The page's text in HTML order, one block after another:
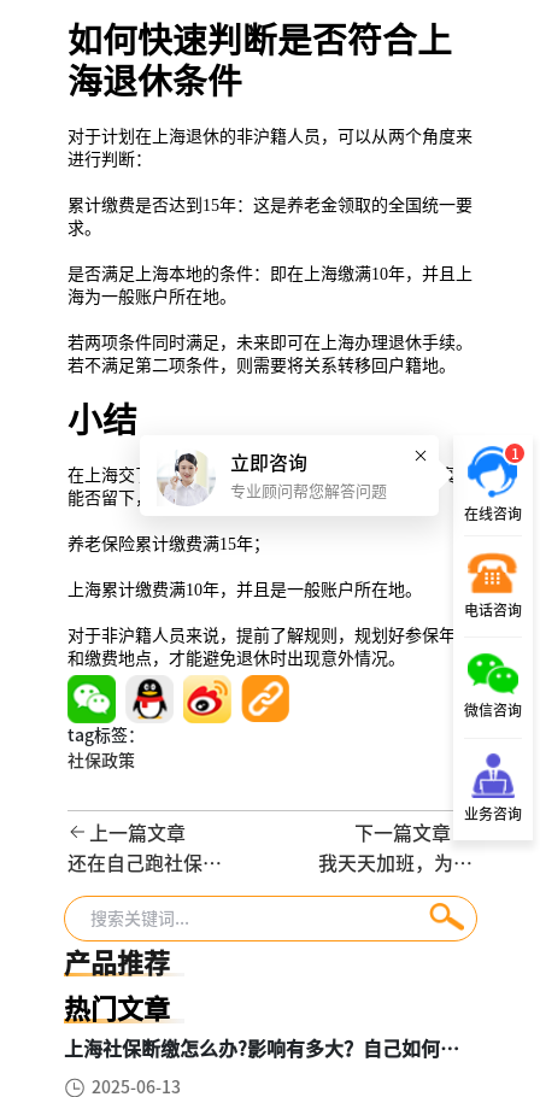
如何快速判断是否符合上
海退休条件
对于计划在上海退休的非沪籍人员，可以从两个角度来
进行判断：
累计缴费是否达到15年：这是养老金领取的全国统一要
求。
是否满足上海本地的条件：即在上海缴满10年，并且上
海为一般账户所在地。
若两项条件同时满足，未来即可在上海办理退休手续。
若不满足第二项条件，则需要将关系转移回户籍地。
小结
在上海交了10年社保，并不一定就能在上海退休。真正
能否留下，取决于两点：
养老保险累计缴费满15年；
上海累计缴费满10年，并且是一般账户所在地。
对于非沪籍人员来说，提前了解规则，规划好参保年限
和缴费地点，才能避免退休时出现意外情况。
tag标签：
社保政策
上一篇文章
还在自己跑社保？
中小企业选择社保
代理的5大理由，
不懂你就亏大了！
下一篇文章
我天天加班，为什
么一分钱加班费都
没有？你可能掉进
产品推荐
热门文章
上海社保断缴怎么办?影响有多大？自己如何续
2025-06-13
1
在线咨询
电话咨询
微信咨询
业务咨询
立即咨询
专业顾问帮您解答问题